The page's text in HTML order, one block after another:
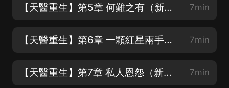
【天醫重生】第5章 何難之有（新書求賞月票、訂閱加關注） 7min
【天醫重生】第6章 一顆紅星兩手準備（新書求賞月票、訂閱加關注） 7min
【天醫重生】第7章 私人恩怨（新書求賞月票、訂閱加關注） 7min